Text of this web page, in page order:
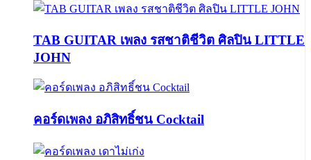
TAB GUITAR เพลง รสชาติชีวิต ศิลปิน LITTLE
JOHN
คอร์ดเพลง อภิสิทธิ์ชน Cocktail